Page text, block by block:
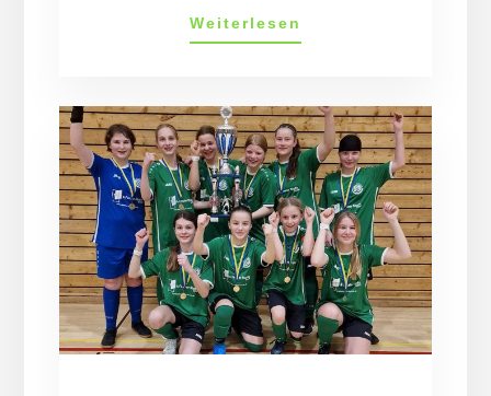
Weiterlesen
Juni:
Mädchenfußballs